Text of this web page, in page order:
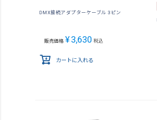
DMX接続アダプターケーブル 3ピン
販売価格 ¥3,630 税込
カートに入れる